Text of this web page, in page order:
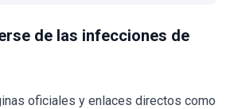
de las infecciones de
oficiales y enlaces directos como